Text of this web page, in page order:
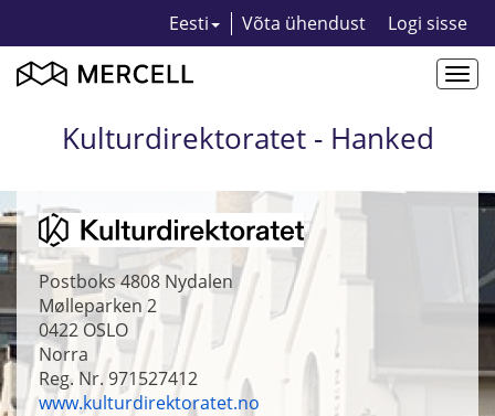
Eesti Võta ühendust Logi sisse
Kulturdirektoratet - Hanked
Postboks 4808 Nydalen
Mølleparken 2
0422 OSLO
Norra
Reg. Nr. 971527412
www.kulturdirektoratet.no